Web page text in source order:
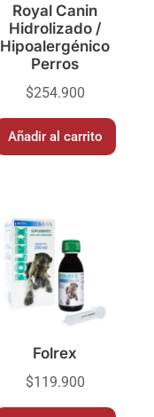
Royal Canin
Hidrolizado /
Hipoalergénico
Perros
$254.900
Añadir al carrito
Folrex
$119.900